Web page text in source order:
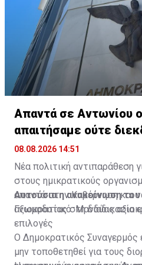
Απαντά σε Αντωνίου
απαιτήσαμε ούτε
διορισμούς»
08.08.2026 14:51
Νέα πολιτική αντιπαράθεση
στους ημικρατικούς
απαντά στην Κυβέρνηση και
αξιοκρατίας στη διαδικασία
Αυτούσια η ανακοίνωση
Γνωμοδοτικό: Μανδύας
επιλογές
Ο Δημοκρατικός Συναγερμός
μην τοποθετηθεί για τους